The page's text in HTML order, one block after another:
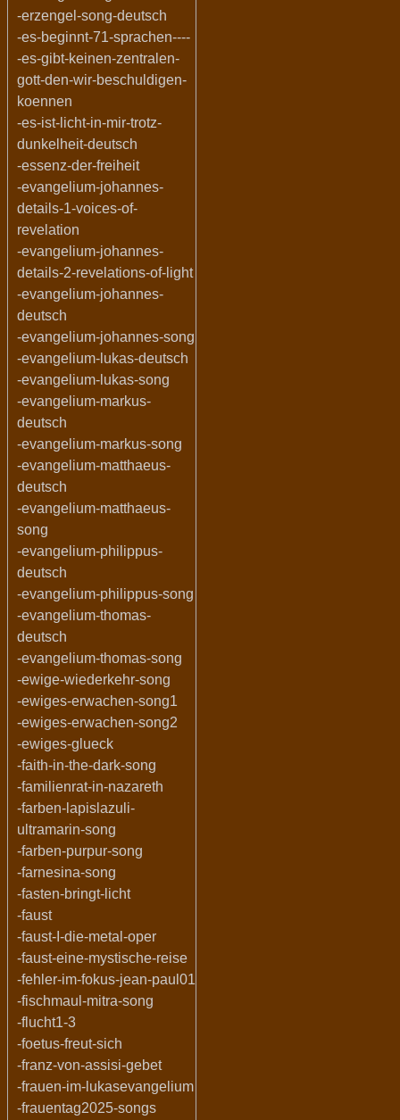
-erzengel-song-deutsch
-es-beginnt-71-sprachen----
-es-gibt-keinen-zentralen-
gott-den-wir-beschuldigen-
koennen
-es-ist-licht-in-mir-trotz-
dunkelheit-deutsch
-essenz-der-freiheit
-evangelium-johannes-
details-1-voices-of-
revelation
-evangelium-johannes-
details-2-revelations-of-light
-evangelium-johannes-
deutsch
-evangelium-johannes-song
-evangelium-lukas-deutsch
-evangelium-lukas-song
-evangelium-markus-
deutsch
-evangelium-markus-song
-evangelium-matthaeus-
deutsch
-evangelium-matthaeus-
song
-evangelium-philippus-
deutsch
-evangelium-philippus-song
-evangelium-thomas-
deutsch
-evangelium-thomas-song
-ewige-wiederkehr-song
-ewiges-erwachen-song1
-ewiges-erwachen-song2
-ewiges-glueck
-faith-in-the-dark-song
-familienrat-in-nazareth
-farben-lapislazuli-
ultramarin-song
-farben-purpur-song
-farnesina-song
-fasten-bringt-licht
-faust
-faust-I-die-metal-oper
-faust-eine-mystische-reise
-fehler-im-fokus-jean-paul01
-fischmaul-mitra-song
-flucht1-3
-foetus-freut-sich
-franz-von-assisi-gebet
-frauen-im-lukasevangelium
-frauentag2025-songs